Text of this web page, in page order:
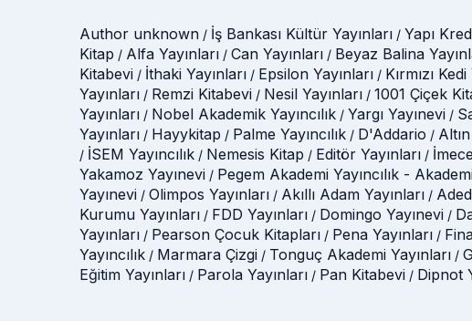
Author unknown / İş Bankası Kültür Yayınları / Yapı
Kitap / Alfa Yayınları / Can Yayınları / Beyaz Balina
Kitabevi / İthaki Yayınları / Epsilon Yayınları / Kırmızı
Yayınları / Remzi Kitabevi / Nesil Yayınları / 1001 Çiçek
Yayınları / Nobel Akademik Yayıncılık / Yargı Yayınevi /
Yayınları / Hayykitap / Palme Yayıncılık / D'Addario /
/ İSEM Yayıncılık / Nemesis Kitap / Editör Yayınları / İmece
Yakamoz Yayınevi / Pegem Akademi Yayıncılık -
Yayınevi / Olimpos Yayınları / Akıllı Adam Yayınları /
Kurumu Yayınları / FDD Yayınları / Domingo Yayınevi /
Yayınları / Pearson Çocuk Kitapları / Pena Yayınları /
Yayıncılık / Marmara Çizgi / Tonguç Akademi Yayınları /
Eğitim Yayınları / Parola Yayınları / Pan Kitabevi / Dipnot